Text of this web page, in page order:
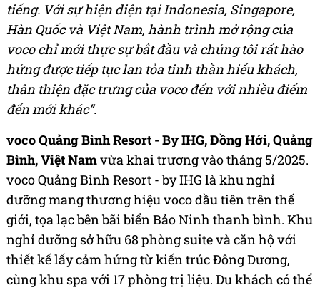
tiếng. Với sự hiện diện tại Indonesia, Singapore,
Hàn Quốc và Việt Nam, hành trình mở rộng của
voco chỉ mới thực sự bắt đầu và chúng tôi rất hào
hứng được tiếp tục lan tỏa tinh thần hiếu khách,
thân thiện đặc trưng của voco đến với nhiều điểm
đến mới khác”.
voco Quảng Bình Resort - By IHG, Đồng Hới, Quảng
Bình, Việt Namvừa khai trương vào tháng 5/2025.
voco Quảng Bình Resort - by IHG là khu nghỉ
dưỡng mang thương hiệu voco đầu tiên trên thế
giới, tọa lạc bên bãi biển Bảo Ninh thanh bình. Khu
nghỉ dưỡng sở hữu 68 phòng suite và căn hộ với
thiết kế lấy cảm hứng từ kiến trúc Đông Dương,
cùng khu spa với 17 phòng trị liệu. Du khách có thể